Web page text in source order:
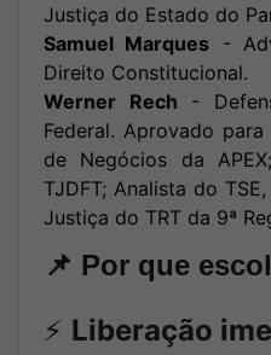
Justiça do Estado do
Samuel Marques -
Direito Constitucional.
Werner Rech -
Federal. Aprovado
de Negócios da
TJDFT; Analista do
Justiça do TRT da 9ª
📌 Por que
⚡ Liberação